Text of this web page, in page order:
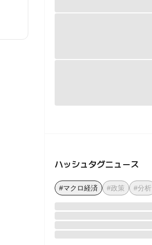
ハッシュタグニュース
#マクロ経済 #政策 #分析